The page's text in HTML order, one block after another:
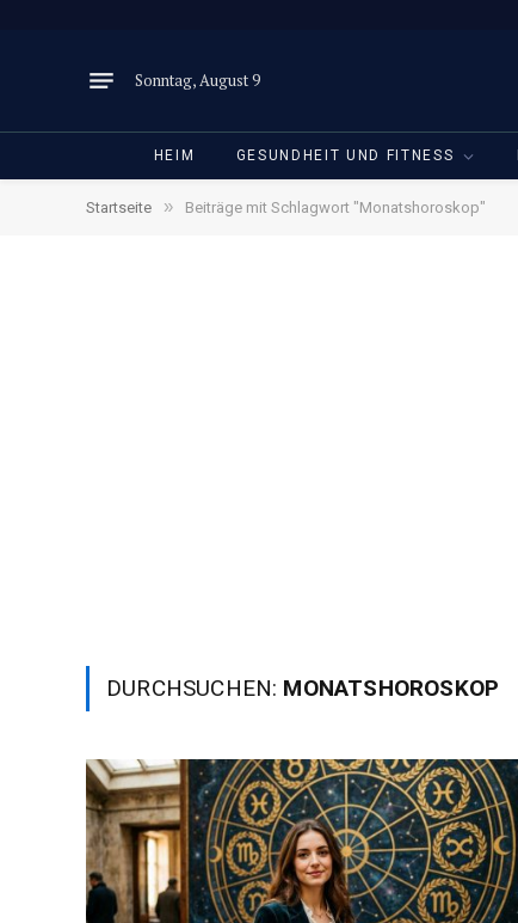
Sonntag, August 9
HEIM GESUNDHEIT UND FITNESS
Startseite » Beiträge mit Schlagwort "Monatshoroskop"
DURCHSUCHEN: MONATSHOROSKOP